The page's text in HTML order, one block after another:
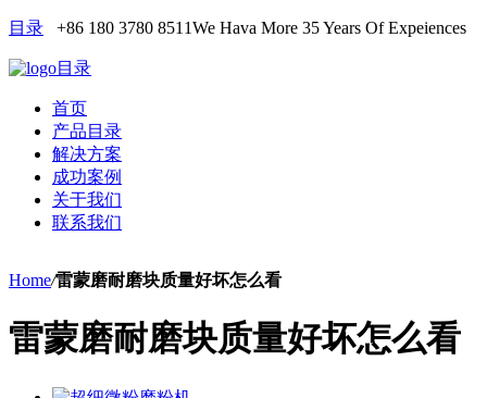
目录 +86 180 3780 8511We Hava More 35 Years Of Expeiences
目录
首页
产品目录
解决方案
成功案例
关于我们
联系我们
Home/雷蒙磨耐磨块质量好坏怎么看
雷蒙磨耐磨块质量好坏怎么看